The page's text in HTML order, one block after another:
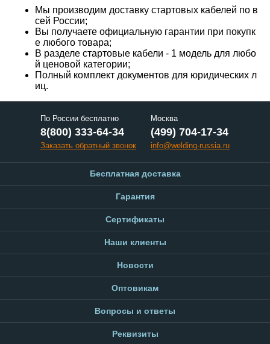
Мы производим доставку стартовых кабелей по в
сей России;
Вы получаете официальную гарантии при покупк
е любого товара;
В разделе стартовые кабели - 1 модель для любо
й ценовой категории;
Полный комплект документов для юридических л
иц.
По России бесплатно
8(800) 333-64-34
Заказать обратный звонок
Москва
(499) 704-17-34
info@welding-russia.ru
Бесплатная доставка
Гарантия
Сертификаты
Наши клиенты
Новости
Оптовикам
Вопросы и ответы
Реквизиты